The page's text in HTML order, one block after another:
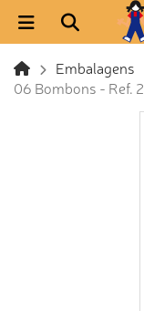
Embalagens
06 Bombons - Ref.